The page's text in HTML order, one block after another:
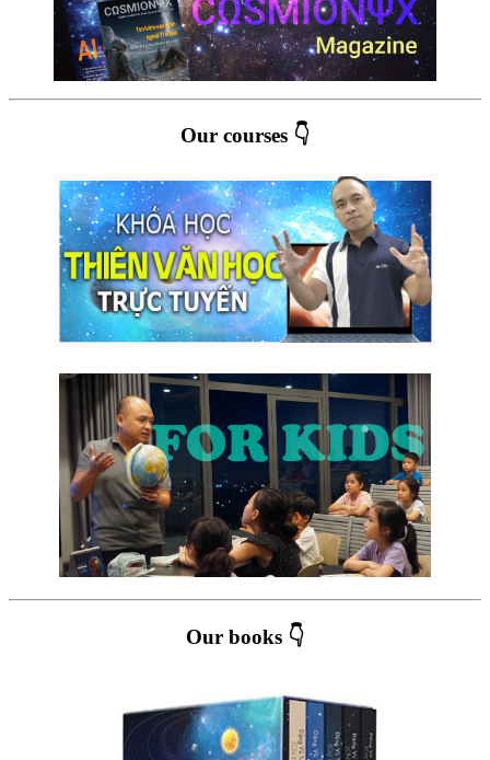
Our courses 👇
Our books 👇